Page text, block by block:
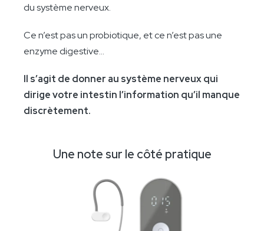
du système nerveux.
Ce n’est pas un probiotique, et ce n’est pas une
enzyme digestive...
Il s’agit de donner au système nerveux qui
dirige votre intestin l’information qu’il manque
discrètement.
Une note sur le côté pratique